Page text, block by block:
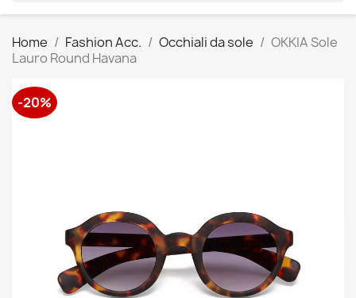
Home Fashion Acc. Occhiali da sole
OKKIA Sole
Lauro Round Havana
-20%